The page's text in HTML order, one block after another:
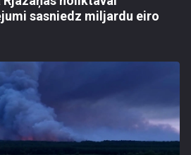
sasniedz miljardu eiro